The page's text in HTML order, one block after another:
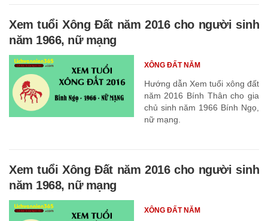
Xem tuổi Xông Đất năm 2016 cho người sinh
năm 1966, nữ mạng
Hướng dẫn Xem tuổi xông đất
năm 2016 Bính Thân cho gia
chủ sinh năm 1966 Bính Ngọ,
nữ mạng.
XÔNG ĐẤT NĂM
Xem tuổi Xông Đất năm 2016 cho người sinh
năm 1968, nữ mạng
XÔNG ĐẤT NĂM